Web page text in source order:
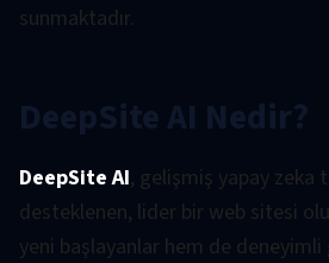
sunmaktadır.
DeepSite AI Nedir?
DeepSite AI, gelişmiş yapay zeka
desteklenen, lider bir web sitesi
yeni başlayanlar hem de